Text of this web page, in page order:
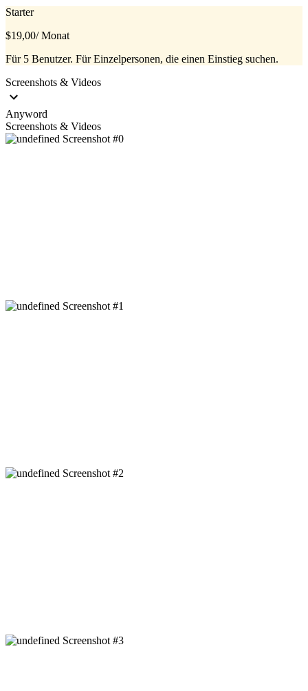
Starter
$19,00/ Monat
Für 5 Benutzer. Für Einzelpersonen, die einen Einstieg suchen.
Screenshots & Videos
Anyword
Screenshots & Videos